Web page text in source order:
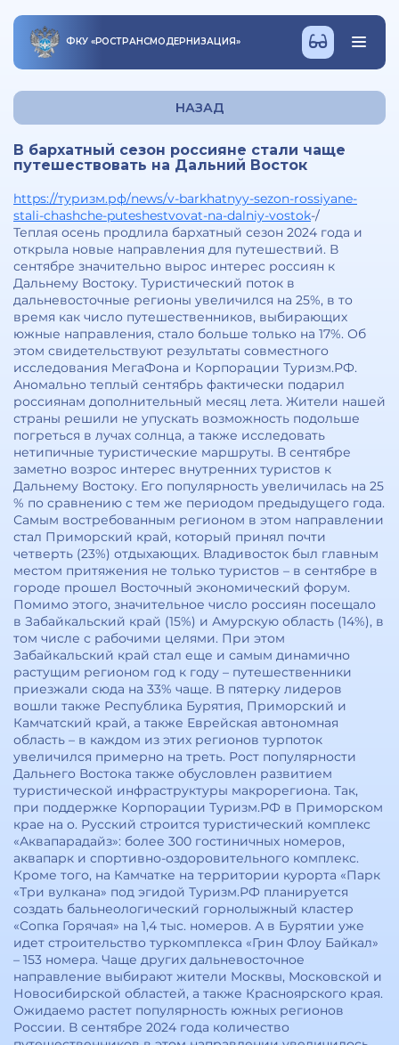
ФКУ «РОСТРАНСМОДЕРНИЗАЦИЯ»
НАЗАД
В бархатный сезон россияне стали чаще
путешествовать на Дальний Восток
https://туризм.рф/news/v-barkhatnyy-sezon-rossiyane-
stali-chashche-puteshestvovat-na-dalniy-vostok-/
Теплая осень продлила бархатный сезон 2024 года и
открыла новые направления для путешествий. В
сентябре значительно вырос интерес россиян к
Дальнему Востоку. Туристический поток в
дальневосточные регионы увеличился на 25%, в то
время как число путешественников, выбирающих
южные направления, стало больше только на 17%. Об
этом свидетельствуют результаты совместного
исследования МегаФона и Корпорации Туризм.РФ.
Аномально теплый сентябрь фактически подарил
россиянам дополнительный месяц лета. Жители нашей
страны решили не упускать возможность подольше
погреться в лучах солнца, а также исследовать
нетипичные туристические маршруты. В сентябре
заметно возрос интерес внутренних туристов к
Дальнему Востоку. Его популярность увеличилась на 25
% по сравнению с тем же периодом предыдущего года.
Самым востребованным регионом в этом направлении
стал Приморский край, который принял почти
четверть (23%) отдыхающих. Владивосток был главным
местом притяжения не только туристов – в сентябре в
городе прошел Восточный экономический форум.
Помимо этого, значительное число россиян посещало
в Забайкальский край (15%) и Амурскую область (14%), в
том числе с рабочими целями. При этом
Забайкальский край стал еще и самым динамично
растущим регионом год к году – путешественники
приезжали сюда на 33% чаще. В пятерку лидеров
вошли также Республика Бурятия, Приморский и
Камчатский край, а также Еврейская автономная
область – в каждом из этих регионов турпоток
увеличился примерно на треть. Рост популярности
Дальнего Востока также обусловлен развитием
туристической инфраструктуры макрорегиона. Так,
при поддержке Корпорации Туризм.РФ в Приморском
крае на о. Русский строится туристический комплекс
«Аквапарадайз»: более 300 гостиничных номеров,
аквапарк и спортивно-оздоровительного комплекс.
Кроме того, на Камчатке на территории курорта «Парк
«Три вулкана» под эгидой Туризм.РФ планируется
создать бальнеологический горнолыжный кластер
«Сопка Горячая» на 1,4 тыс. номеров. А в Бурятии уже
идет строительство туркомплекса «Грин Флоу Байкал»
– 153 номера. Чаще других дальневосточное
направление выбирают жители Москвы, Московской и
Новосибирской областей, а также Красноярского края.
Ожидаемо растет популярность южных регионов
России. В сентябре 2024 года количество